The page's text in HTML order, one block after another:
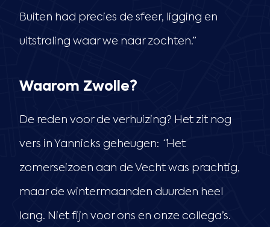
Buiten had precies de sfeer, ligging en
uitstraling waar we naar zochten.”
Waarom Zwolle?
De reden voor de verhuizing? Het zit nog
vers in Yannicks geheugen: ‘’Het
zomerseizoen aan de Vecht was prachtig,
maar de wintermaanden duurden heel
lang. Niet fijn voor ons en onze collega’s.